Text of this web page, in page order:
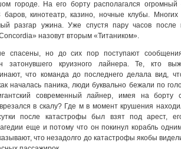
городе. На его борту располагался огромный
кинотеатр, казино, ночные клубы. Многих
разгар ужина. Уже спустя пару часов после
назовут вторым «Титаником».
спасены, но до сих пор поступают
затонувшего круизного лайнера. Те, кто
что команда до последнего делала вид,
началась паника, люди буквально бежали по
современный лайнер, имея на борту
в скалу? Где м в момент крушения
после катастрофы был взят под арест,
еще и потому что он покинул корабль
что незадолго до катастрофы якобы